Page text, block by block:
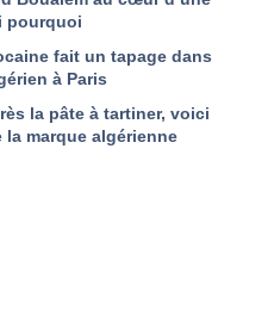
pourquoi
fait un tapage dans
à Paris
la pâte à tartiner, voici
marque algérienne